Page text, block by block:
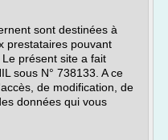
sont destinées à
prestataires pouvant
présent site a fait
sous N° 738133. A ce
de modification, de
données qui vous